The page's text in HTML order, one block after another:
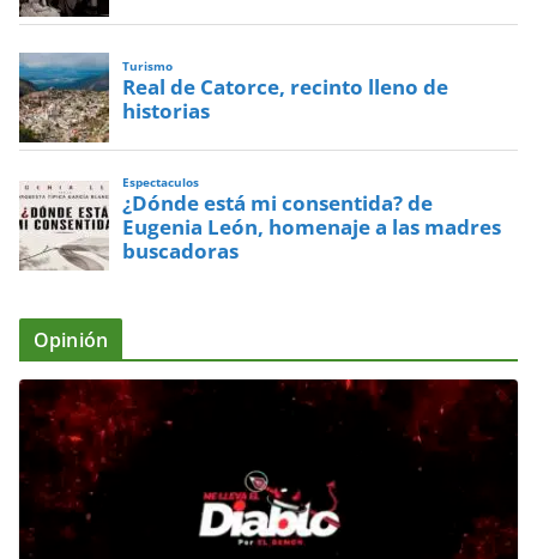
Turismo
Real de Catorce, recinto lleno de
historias
Espectaculos
¿Dónde está mi consentida? de
Eugenia León, homenaje a las madres
buscadoras
Opinión